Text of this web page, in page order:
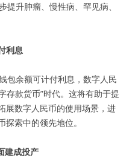
升肿瘤、慢性病、罕见病、
利息
包余额可计付利息，数字人民
存款货币”时代。这将有助于提
展数字人民币的使用场景，进
索中的领先地位。
建成投产